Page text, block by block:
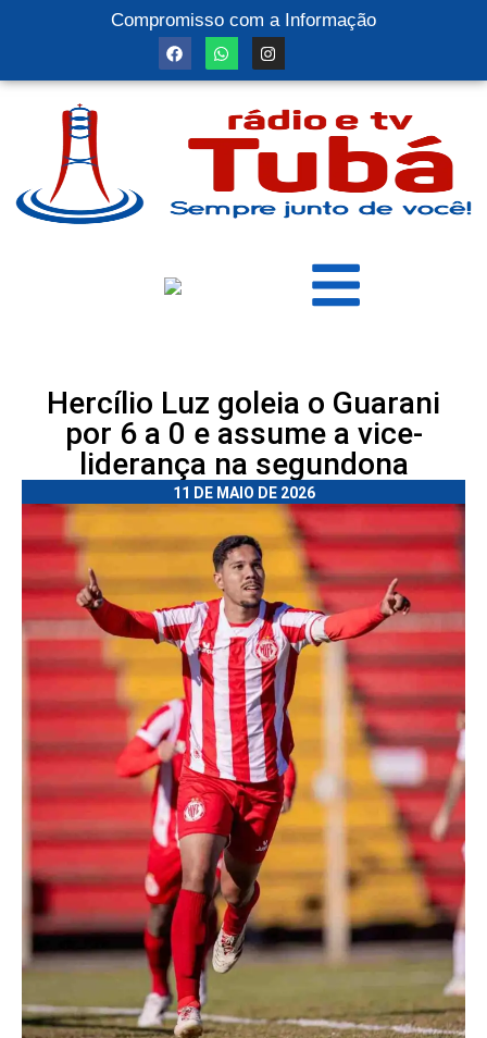
Compromisso com a Informação
Hercílio Luz goleia o Guarani
por 6 a 0 e assume a vice-
liderança na segundona
11 DE MAIO DE 2026